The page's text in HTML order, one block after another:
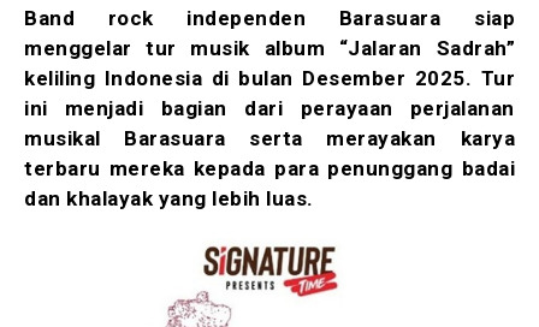
Band rock independen Barasuara siap
menggelar tur musik album “Jalaran Sadrah”
keliling Indonesia di bulan Desember 2025. Tur
ini menjadi bagian dari perayaan perjalanan
musikal Barasuara serta merayakan karya
terbaru mereka kepada para penunggang badai
dan khalayak yang lebih luas.